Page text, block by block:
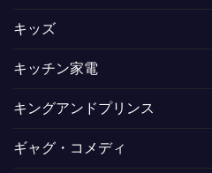
キッズ
キッチン家電
キングアンドプリンス
ギャグ・コメディ